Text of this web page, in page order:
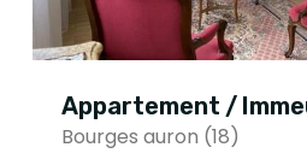
Appartement /
Bourges auron (18)